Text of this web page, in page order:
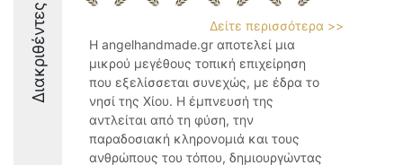
Διακριθέντες
Δείτε περισσότερα >>
Η angelhandmade.gr αποτελεί μια
μικρού μεγέθους τοπική επιχείρηση
που εξελίσσεται συνεχώς, με έδρα το
νησί της Χίου. Η έμπνευσή της
αντλείται από τη φύση, την
παραδοσιακή κληρονομιά και τους
ανθρώπους του τόπου, δημιουργώντας